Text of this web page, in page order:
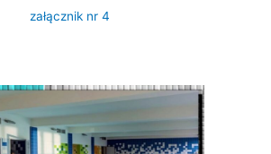
załącznik nr 4